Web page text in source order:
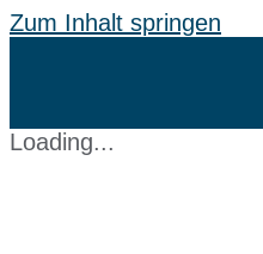
Zum Inhalt springen
Loading...